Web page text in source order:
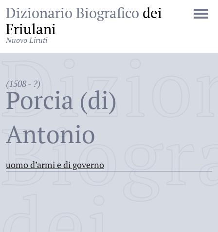
Dizionario Biografico dei
Friulani
Nuovo Liruti
(1508 - ?)
Porcia (di)
Antonio
uomo d’armi e di governo